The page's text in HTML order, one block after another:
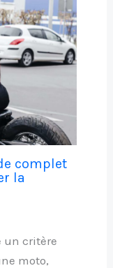
complet
la
un critère
moto,